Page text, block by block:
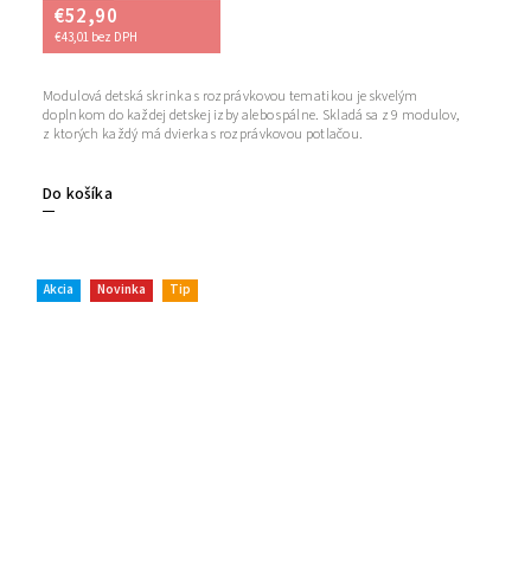
€52,90
€43,01 bez DPH
Do košíka
Modulová detská skrinka s rozprávkovou tematikou je skvelým
doplnkom do každej detskej izby alebo spálne. Skladá sa z 9 modulov,
z ktorých každý má dvierka s rozprávkovou potlačou.
Akcia Novinka Tip